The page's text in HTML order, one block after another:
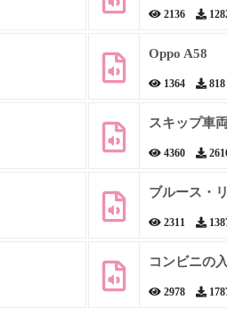
2136
Oppo A58
1364 818
スキップ車
4360
ブルース・
2311
コンビニの
2978